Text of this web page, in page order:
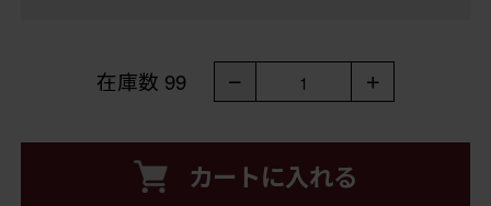
在庫数 99 － 1 ＋
カートに入れる